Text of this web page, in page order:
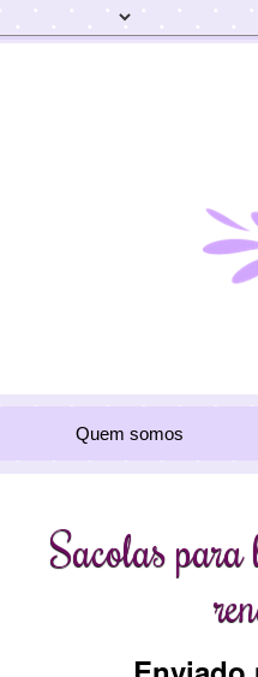
Quem somos
Sacolas para